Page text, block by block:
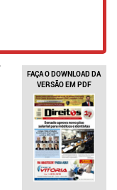
FAÇA O DOWNLOAD DA
VERSÃO EM PDF